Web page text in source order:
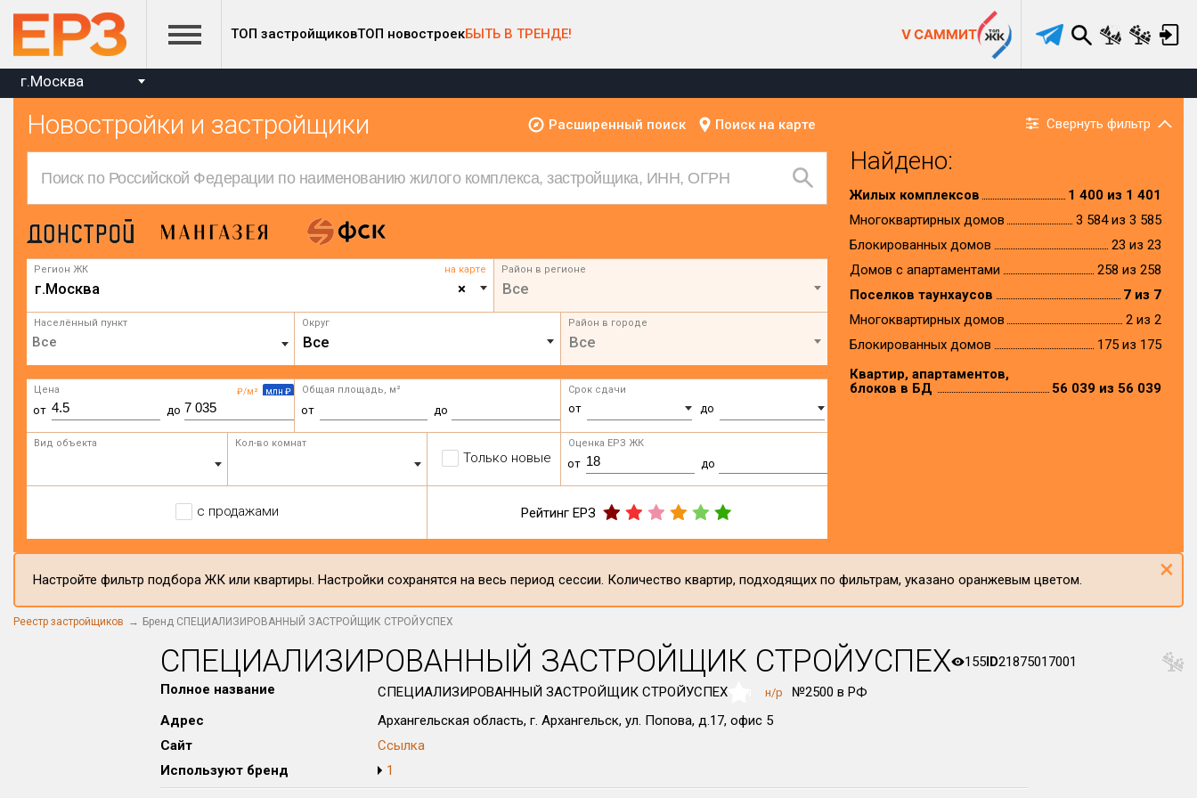
ТОП застройщиковТОП новостроекБЫТЬ В ТРЕНДЕ! V САММИТ
г.Москва
Новостройки и застройщики Расширенный поиск Поиск на карте Свернуть фильтр
Регион ЖК на карте
×
г.Москва
Район в регионе
Все
Населённый пункт Округ
Все
Район в городе
Все
₽/м² млн ₽
Цена
от до
Общая площадь, м²
от до
Срок сдачи
от до
Вид объекта Кол-во комнат
Только новые
Оценка ЕРЗ ЖК
от до
с продажами Рейтинг ЕРЗ
Найдено:
Жилых комплексов
1 400 из 1 401
Многоквартирных домов
3 584 из 3 585
Блокированных домов
23 из 23
Домов с апартаментами
258 из 258
Поселков таунхаусов
7 из 7
Многоквартирных домов
2 из 2
Блокированных домов
175 из 175
Квартир, апартаментов,
блоков в БД
56 039 из 56 039
Настройте фильтр подбора ЖК или квартиры. Настройки сохранятся на весь период сессии. Количество квартир, подходящих по фильтрам, указано оранжевым цветом. ×
Реестр застройщиков Бренд СПЕЦИАЛИЗИРОВАННЫЙ ЗАСТРОЙЩИК СТРОЙУСПЕХ
СПЕЦИАЛИЗИРОВАННЫЙ ЗАСТРОЙЩИК СТРОЙУСПЕХ 155ID21875017001
Полное название
СПЕЦИАЛИЗИРОВАННЫЙ ЗАСТРОЙЩИК СТРОЙУСПЕХ н/р
№2500 в РФ
Адрес
Архангельская область, г. Архангельск, ул. Попова, д.17, офис 5
Сайт
Ссылка
Используют бренд
1